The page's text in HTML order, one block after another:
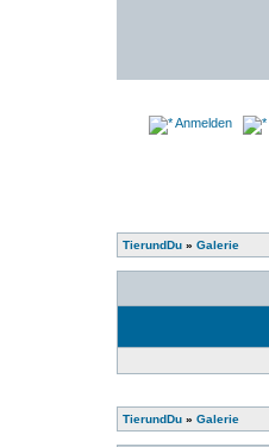
Anmelden
TierundDu » Galerie
TierundDu » Galerie